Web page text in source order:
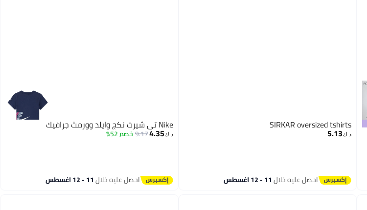
SIRKAR oversized tshirts
د.ك‏5.13
احصل عليه خلال11 - 12 اغسطس
Nike تي شيرت نكج وايلد وورمث جرافيك
د.ك‏4.35
9.17خصم 52%
احصل عليه خلال11 - 12 اغسطس